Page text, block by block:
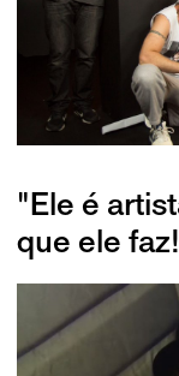
"Ele é
que ele